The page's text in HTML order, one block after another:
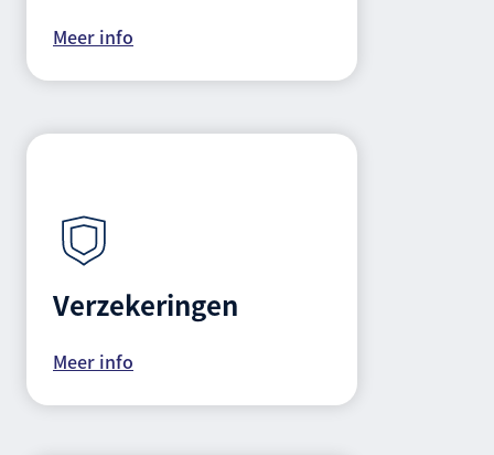
Meer info
Verzekeringen
Meer info